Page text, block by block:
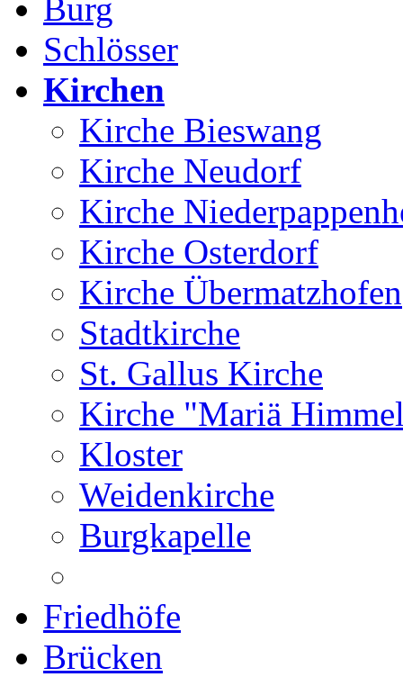
Burg
Schlösser
Kirchen
Kirche Bieswang
Kirche Neudorf
Kirche
Kirche Osterdorf
Kirche Übermatzhofen
Stadtkirche
St. Gallus Kirche
Kirche "Mariä
Kloster
Weidenkirche
Burgkapelle
Friedhöfe
Brücken